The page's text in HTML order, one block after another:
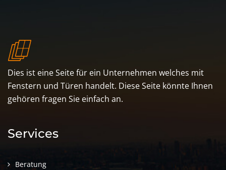
Dies ist eine Seite für ein Unternehmen welches mit
Fenstern und Türen handelt. Diese Seite könnte Ihnen
gehören fragen Sie einfach an.
Services
Beratung